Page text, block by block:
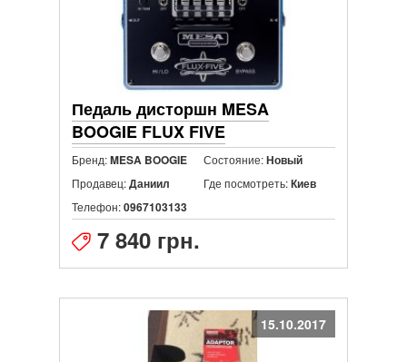
Педаль дисторшн MESA
BOOGIE FLUX FIVE
Бренд:MESA BOOGIE Состояние:Новый
Продавец:Даниил Где посмотреть:Киев
Телефон:0967103133
7 840 грн.
15.10.2017